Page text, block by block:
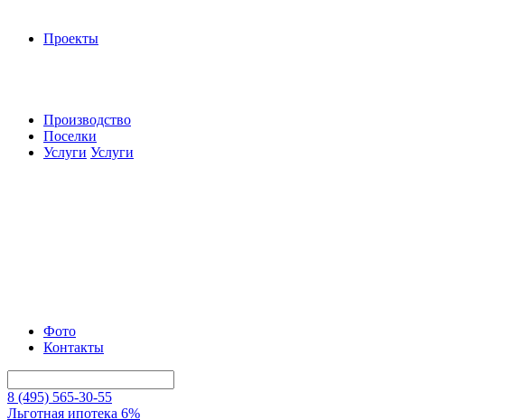
Проекты
Производство
Поселки
Услуги Услуги
Фото
Контакты
8 (495) 565-30-55
Льготная ипотека 6%